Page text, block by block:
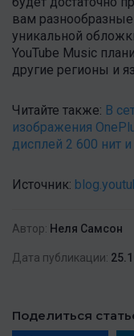
вам
уникальной
YouTube Music
другие регионы и
Читайте также: В
изображения
дисплей 2 600 нит и
Источник:
Автор: Неля Самсон
Дата публикации:
Поделиться